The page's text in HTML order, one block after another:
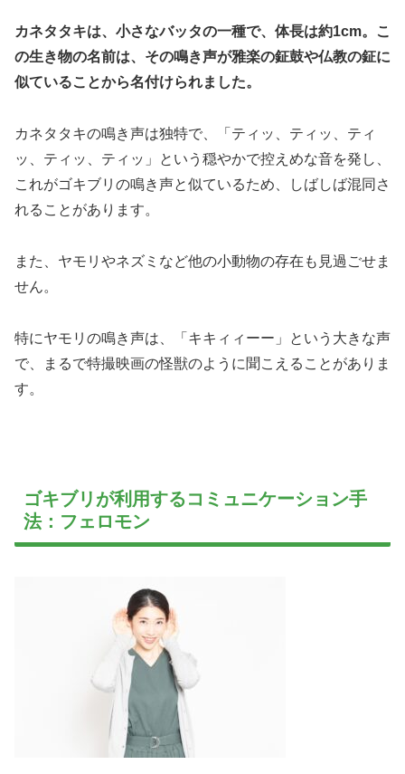
カネタタキは、小さなバッタの一種で、体長は約1cm。こ
の生き物の名前は、その鳴き声が雅楽の鉦鼓や仏教の鉦に
似ていることから名付けられました。
カネタタキの鳴き声は独特で、「ティッ、ティッ、ティ
ッ、ティッ、ティッ」という穏やかで控えめな音を発し、
これがゴキブリの鳴き声と似ているため、しばしば混同さ
れることがあります。
また、ヤモリやネズミなど他の小動物の存在も見過ごせま
せん。
特にヤモリの鳴き声は、「キキィィーー」という大きな声
で、まるで特撮映画の怪獣のように聞こえることがありま
す。
ゴキブリが利用するコミュニケーション手
法：フェロモン